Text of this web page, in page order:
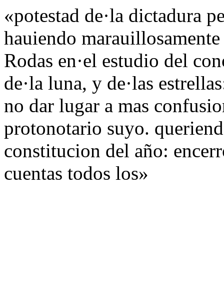
«potestad de·la dictadura
hauiendo
Rodas en·el estudio del
de·la luna, y de·las
no dar lugar a mas
protonotario suyo.
constitucion del año:
cuentas todos los»